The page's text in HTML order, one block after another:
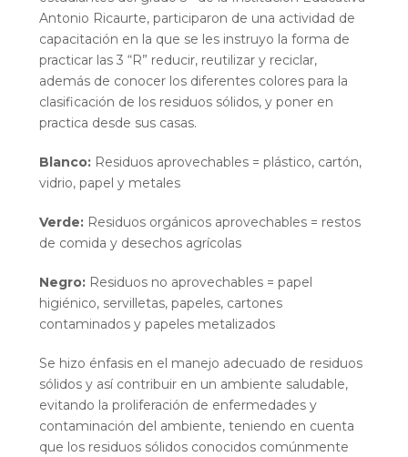
Antonio Ricaurte, participaron de una actividad de
capacitación en la que se les instruyo la forma de
practicar las 3 “R” reducir, reutilizar y reciclar,
además de conocer los diferentes colores para la
clasificación de los residuos sólidos, y poner en
practica desde sus casas.
Blanco:Residuos aprovechables = plástico, cartón,
vidrio, papel y metales
Verde:Residuos orgánicos aprovechables = restos
de comida y desechos agrícolas
Negro:Residuos no aprovechables = papel
higiénico, servilletas, papeles, cartones
contaminados y papeles metalizados
Se hizo énfasis en el manejo adecuado de residuos
sólidos y así contribuir en un ambiente saludable,
evitando la proliferación de enfermedades y
contaminación del ambiente, teniendo en cuenta
que los residuos sólidos conocidos comúnmente